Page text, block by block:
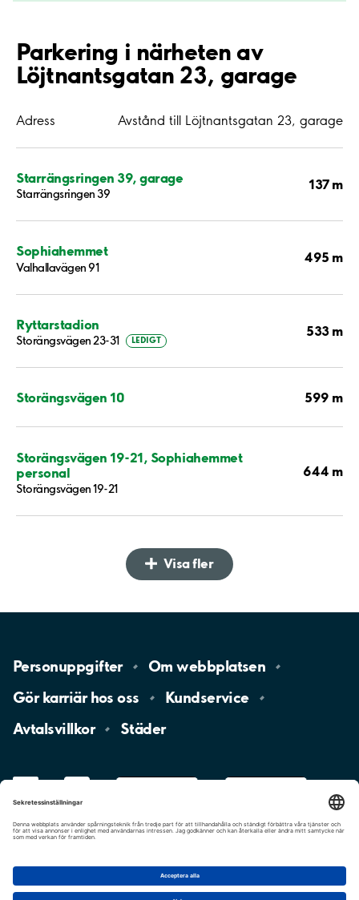
Parkering i närheten av
Löjtnantsgatan 23, garage
Adress Avstånd till Löjtnantsgatan 23, garage
Starrängsringen 39, garage
Starrängsringen 39
137 m
Sophiahemmet
Valhallavägen 91
495 m
Ryttarstadion
Storängsvägen 23-31 LEDIGT
533 m
Storängsvägen 10 599 m
Storängsvägen 19-21, Sophiahemmet
personal
Storängsvägen 19-21
644 m
Visa fler
Personuppgifter Omwebbplatsen
Gör karriär hososs
Kundservice
Avtalsvillkor
Städer